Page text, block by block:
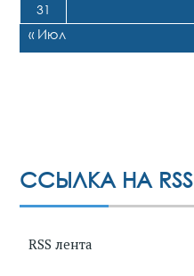
31
« Июл
ССЫЛКА НА RSS
RSS лента